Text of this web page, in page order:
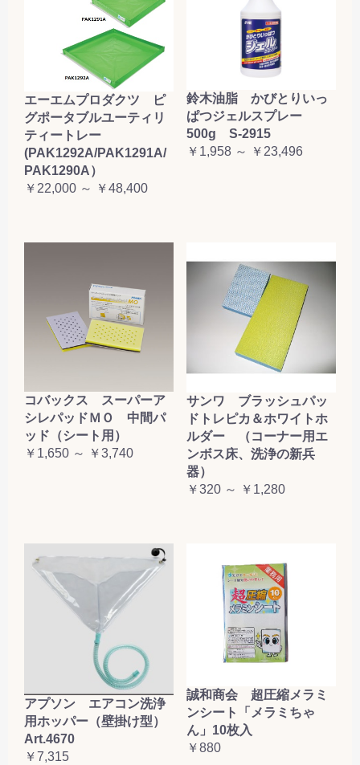
エーエムプロダクツ ピ
グポータブルユーティリ
ティートレー
(PAK1292A/PAK1291A/
PAK1290A）
￥22,000 ～ ￥48,400
鈴木油脂 かびとりいっ
ぱつジェルスプレー
500g S-2915
￥1,958 ～ ￥23,496
コバックス スーパーア
シレパッドＭＯ 中間パ
ッド（シート用）
￥1,650 ～ ￥3,740
サンワ ブラッシュパッ
ドトレピカ＆ホワイトホ
ルダー （コーナー用エ
ンボス床、洗浄の新兵
器）
￥320 ～ ￥1,280
アプソン エアコン洗浄
用ホッパー（壁掛け型）
Art.4670
￥7,315
誠和商会 超圧縮メラミ
ンシート「メラミちゃ
ん」10枚入
￥880